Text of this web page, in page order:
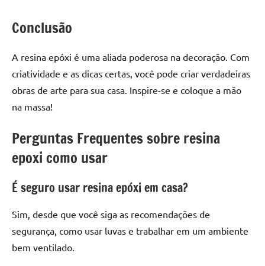
Conclusão
A resina epóxi é uma aliada poderosa na decoração. Com
criatividade e as dicas certas, você pode criar verdadeiras
obras de arte para sua casa. Inspire-se e coloque a mão
na massa!
Perguntas Frequentes sobre resina
epoxi como usar
É seguro usar resina epóxi em casa?
Sim, desde que você siga as recomendações de
segurança, como usar luvas e trabalhar em um ambiente
bem ventilado.